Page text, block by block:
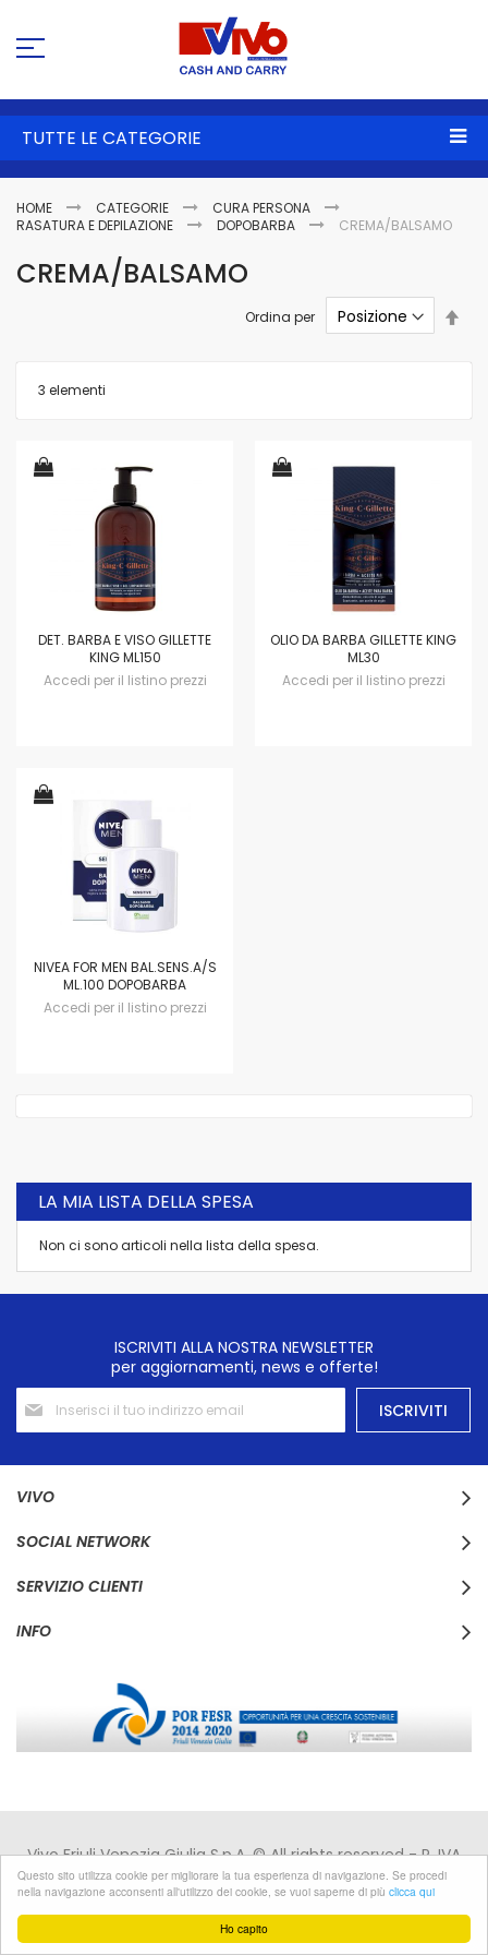
Ho capito
Questo sito utilizza cookie per migliorare la tua esperienza di navigazione. Se procedi
nella navigazione acconsenti all'utilizzo dei cookie, se vuoi saperne di più clicca qui
TUTTE LE CATEGORIE
HOME CATEGORIE
CURA PERSONA
RASATURA E DEPILAZIONE
DOPOBARBA CREMA/BALSAMO
CREMA/BALSAMO
3 elementi
Ordina per
DET. BARBA E VISO GILLETTE
KING ML150
Accedi per il listino prezzi
OLIO DA BARBA GILLETTE KING
ML30
Accedi per il listino prezzi
NIVEA FOR MEN BAL.SENS.A/S
ML.100 DOPOBARBA
Accedi per il listino prezzi
LA MIA LISTA DELLA SPESA
Non ci sono articoli nella lista della spesa.
ISCRIVITI ALLA NOSTRA NEWSLETTER
per aggiornamenti, news e offerte!
Iscriviti
alla
nostra
ISCRIVITI
VIVO
SOCIAL NETWORK
SERVIZIO CLIENTI
INFO
Vivo Friuli Venezia Giulia S.p.A. © All rights reserved - P. IVA
IT00168110310 - C.F. 00168110310 -Privacy|Cookies
Developed by Pixel